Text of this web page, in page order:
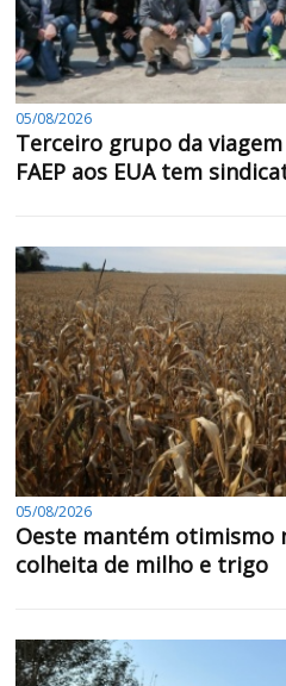
05/08/2026
Terceiro grupo da
FAEP aos EUA tem
05/08/2026
Oeste mantém otimismo
colheita de milho e trigo